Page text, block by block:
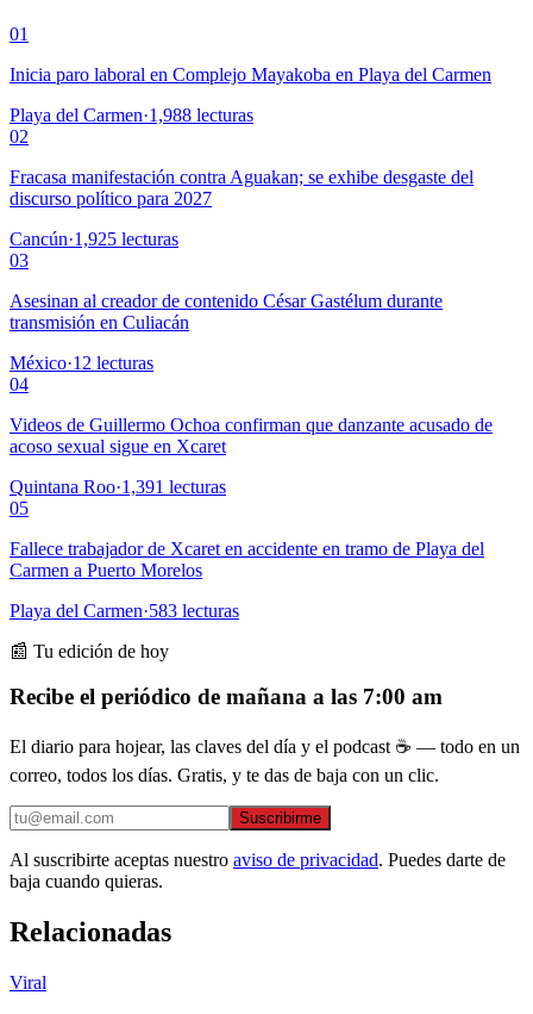
01
Inicia paro laboral en Complejo Mayakoba en Playa del Carmen
Playa del Carmen·1,988 lecturas
02
Fracasa manifestación contra Aguakan; se exhibe desgaste del
discurso político para 2027
Cancún·1,925 lecturas
03
Asesinan al creador de contenido César Gastélum durante
transmisión en Culiacán
México·12 lecturas
04
Videos de Guillermo Ochoa confirman que danzante acusado de
acoso sexual sigue en Xcaret
Quintana Roo·1,391 lecturas
05
Fallece trabajador de Xcaret en accidente en tramo de Playa del
Carmen a Puerto Morelos
Playa del Carmen·583 lecturas
📰 Tu edición de hoy
Recibe el periódico de mañana a las 7:00 am
El diario para hojear, las claves del día y el podcast ☕ — todo en un
correo, todos los días. Gratis, y te das de baja con un clic.
Suscribirme
Al suscribirte aceptas nuestro aviso de privacidad. Puedes darte de
baja cuando quieras.
Relacionadas
Viral